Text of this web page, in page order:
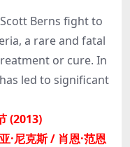
Berns fight to
a rare and fatal
or cure. In
led to significant
(2013)
·尼克斯 / 肖恩·范恩